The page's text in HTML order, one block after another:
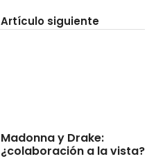
Artículo siguiente
Madonna y Drake:
¿colaboración a la vista?